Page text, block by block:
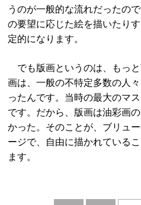
うのが一般的な流れだったの
の要望に応じた絵を描いたり
定的になります。
でも版画というのは、もっ
画は、一般の不特定多数の人
ったんです。当時の最大のマ
です。だから、版画は油彩画
かった。そのことが、ブリュ
ージで、自由に描かれている
ます。